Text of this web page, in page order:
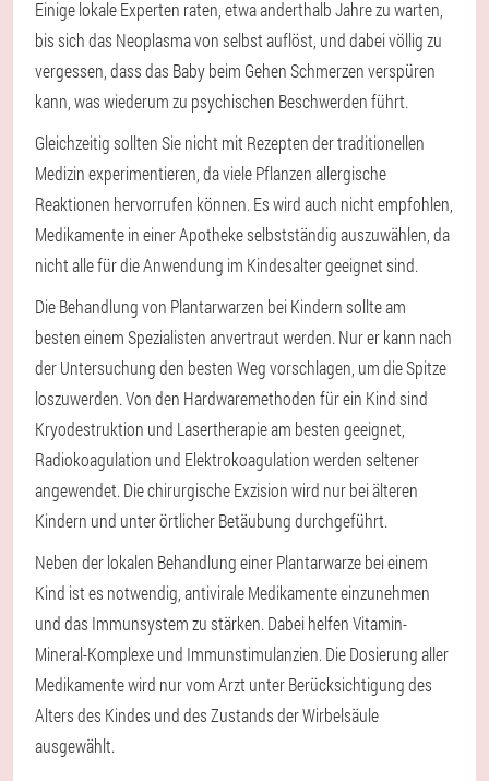
Einige lokale Experten raten, etwa anderthalb Jahre zu warten,
bis sich das Neoplasma von selbst auflöst, und dabei völlig zu
vergessen, dass das Baby beim Gehen Schmerzen verspüren
kann, was wiederum zu psychischen Beschwerden führt.
Gleichzeitig sollten Sie nicht mit Rezepten der traditionellen
Medizin experimentieren, da viele Pflanzen allergische
Reaktionen hervorrufen können. Es wird auch nicht empfohlen,
Medikamente in einer Apotheke selbstständig auszuwählen, da
nicht alle für die Anwendung im Kindesalter geeignet sind.
Die Behandlung von Plantarwarzen bei Kindern sollte am
besten einem Spezialisten anvertraut werden. Nur er kann nach
der Untersuchung den besten Weg vorschlagen, um die Spitze
loszuwerden. Von den Hardwaremethoden für ein Kind sind
Kryodestruktion und Lasertherapie am besten geeignet,
Radiokoagulation und Elektrokoagulation werden seltener
angewendet. Die chirurgische Exzision wird nur bei älteren
Kindern und unter örtlicher Betäubung durchgeführt.
Neben der lokalen Behandlung einer Plantarwarze bei einem
Kind ist es notwendig, antivirale Medikamente einzunehmen
und das Immunsystem zu stärken. Dabei helfen Vitamin-
Mineral-Komplexe und Immunstimulanzien. Die Dosierung aller
Medikamente wird nur vom Arzt unter Berücksichtigung des
Alters des Kindes und des Zustands der Wirbelsäule
ausgewählt.